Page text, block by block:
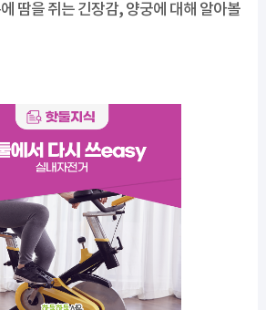
땀을 쥐는 긴장감, 양궁에 대해 알아볼